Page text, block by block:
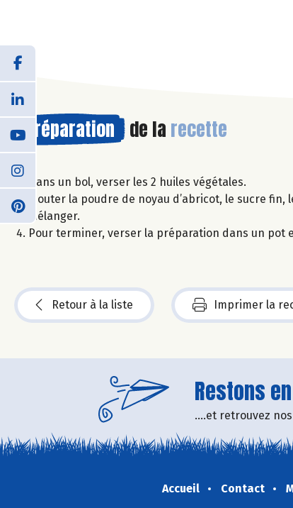
Préparation de la recette
Dans un bol, verser les 2 huiles végétales.
Ajouter la poudre de noyau d’abricot, le sucre
Mélanger.
Pour terminer, verser la préparation dans un pot
Retour à la liste Imprimer la
Restons
....et retrouvez
Accueil Contact